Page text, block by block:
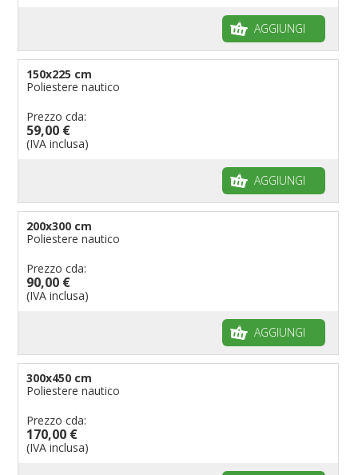
AGGIUNGI
150x225 cm
Poliestere nautico
Prezzo cda:
59,00 €
(IVA inclusa)
AGGIUNGI
200x300 cm
Poliestere nautico
Prezzo cda:
90,00 €
(IVA inclusa)
AGGIUNGI
300x450 cm
Poliestere nautico
Prezzo cda:
170,00 €
(IVA inclusa)